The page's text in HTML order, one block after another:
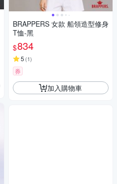
BRAPPERS 女款 船領造型修身
T恤-黑
$834
5 (1)
券
加入購物車